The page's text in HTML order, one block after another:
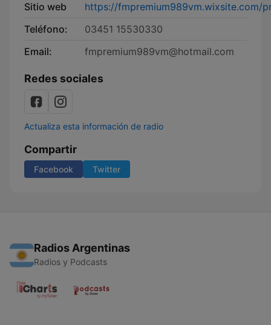
Sitio web
https://fmpremium989vm.wixsite.com/
Teléfono:
03451 15530330
Email:
fmpremium989vm@hotmail.com
Redes sociales
Actualiza esta información de radio
Compartir
Facebook Twitter
Radios Argentinas
Radios y Podcasts